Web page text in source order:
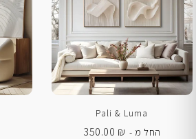
Pali & Luma
החל מ -
350.00 ₪